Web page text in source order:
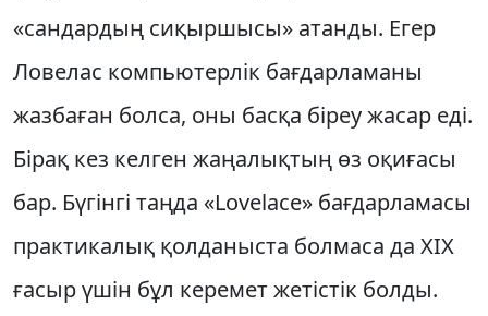
«сандардың сиқыршысы» атанды. Егер
Ловелас компьютерлік бағдарламаны
жазбаған болса, оны басқа біреу жасар еді.
Бірақ кез келген жаңалықтың өз оқиғасы
бар. Бүгінгі таңда «Lovelace» бағдарламасы
практикалық қолданыста болмаса да XIX
ғасыр үшін бұл керемет жетістік болды.